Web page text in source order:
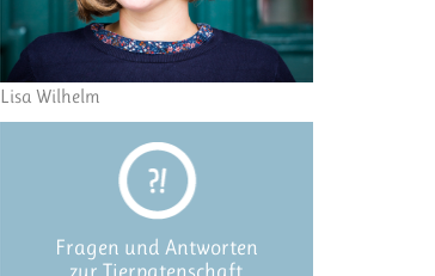
Lisa Wilhelm
Fragen und Antworten
zur Tierpatenschaft